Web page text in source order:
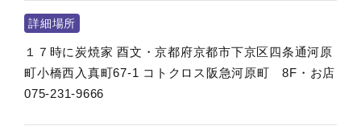
詳細場所
１７時に炭焼家 酉文・京都府京都市下京区四条通河原
町小橋西入真町67‐1 コトクロス阪急河原町 8F・お店
075-231-9666